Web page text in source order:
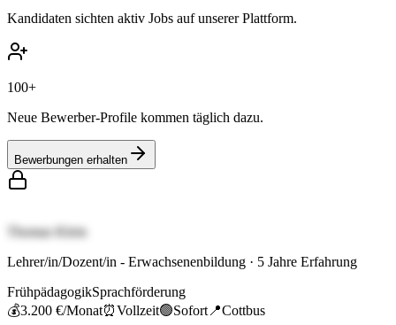
Kandidaten sichten aktiv Jobs auf unserer Plattform.
100+
Neue Bewerber-Profile kommen täglich dazu.
Bewerbungen erhalten
Thomas Klein
Lehrer/in/Dozent/in - Erwachsenenbildung · 5 Jahre Erfahrung
FrühpädagogikSprachförderung
💰3.200 €/Monat⏰Vollzeit🟢Sofort 📍Cottbus